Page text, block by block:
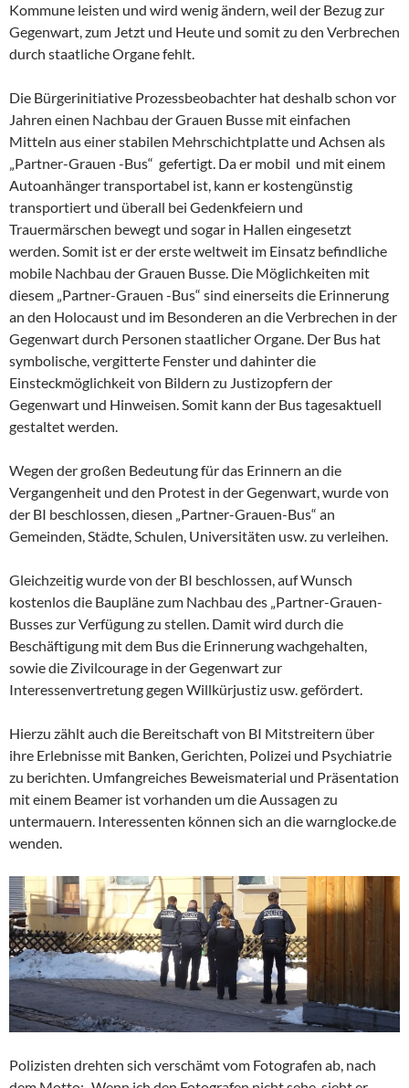
Kommune leisten und wird wenig ändern, weil der Bezug zur
Gegenwart, zum Jetzt und Heute und somit zu den Verbrechen
durch staatliche Organe fehlt.
Die Bürgerinitiative Prozessbeobachter hat deshalb schon vor
Jahren einen Nachbau der Grauen Busse mit einfachen
Mitteln aus einer stabilen Mehrschichtplatte und Achsen als
„Partner-Grauen -Bus“ gefertigt. Da er mobil und mit einem
Autoanhänger transportabel ist, kann er kostengünstig
transportiert und überall bei Gedenkfeiern und
Trauermärschen bewegt und sogar in Hallen eingesetzt
werden. Somit ist er der erste weltweit im Einsatz befindliche
mobile Nachbau der Grauen Busse. Die Möglichkeiten mit
diesem „Partner-Grauen -Bus“ sind einerseits die Erinnerung
an den Holocaust und im Besonderen an die Verbrechen in der
Gegenwart durch Personen staatlicher Organe. Der Bus hat
symbolische, vergitterte Fenster und dahinter die
Einsteckmöglichkeit von Bildern zu Justizopfern der
Gegenwart und Hinweisen. Somit kann der Bus tagesaktuell
gestaltet werden.
Wegen der großen Bedeutung für das Erinnern an die
Vergangenheit und den Protest in der Gegenwart, wurde von
der BI beschlossen, diesen „Partner-Grauen-Bus“ an
Gemeinden, Städte, Schulen, Universitäten usw. zu verleihen.
Gleichzeitig wurde von der BI beschlossen, auf Wunsch
kostenlos die Baupläne zum Nachbau des „Partner-Grauen-
Busses zur Verfügung zu stellen. Damit wird durch die
Beschäftigung mit dem Bus die Erinnerung wachgehalten,
sowie die Zivilcourage in der Gegenwart zur
Interessenvertretung gegen Willkürjustiz usw. gefördert.
Hierzu zählt auch die Bereitschaft von BI Mitstreitern über
ihre Erlebnisse mit Banken, Gerichten, Polizei und Psychiatrie
zu berichten. Umfangreiches Beweismaterial und Präsentation
mit einem Beamer ist vorhanden um die Aussagen zu
untermauern. Interessenten können sich an die warnglocke.de
wenden.
Polizisten drehten sich verschämt vom Fotografen ab, nach